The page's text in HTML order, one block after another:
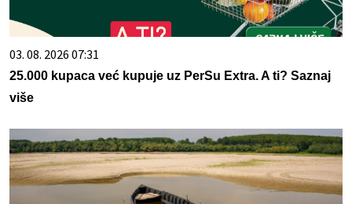
03. 08. 2026 07:31
25.000 kupaca već kupuje uz PerSu Extra. A ti? Saznaj
više